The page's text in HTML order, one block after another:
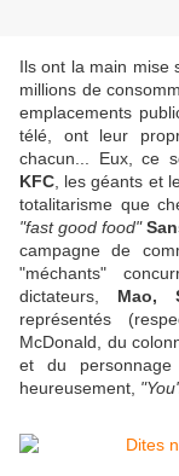
Ils ont la main mise
millions de
emplacements
télé, ont leur
chacun... Eux, ce
KFC les géants et
totalitarisme que
"fast good food"
campagne de
"méchants"
dictateurs, Mao,
représentés
McDonald, du
et du
heureusement,